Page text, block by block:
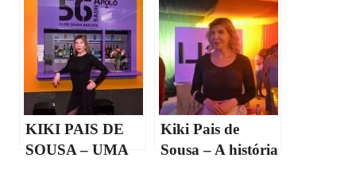
KIKI PAIS DE
SOUSA – UMA
Kiki Pais de
Sousa – A história